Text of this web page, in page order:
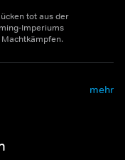
tot aus der
Imperiums
mehr